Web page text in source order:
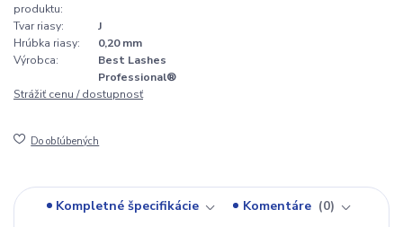
produktu:
Tvar riasy:
J
Hrúbka riasy:
0,20 mm
Výrobca:
Best Lashes
Professional®
Strážiť cenu / dostupnosť
Do obľúbených
Kompletné špecifikácie Komentáre
0